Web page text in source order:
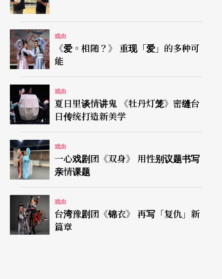
戏曲
《爱。相随？》 重现「爱」的多种可
能
戏曲
夏日里谈情讲鬼 《牡丹灯笼》密缝台
日传统打造新美学
戏曲
一心戏剧团《双身》 用性别议题书写
亲情课题
戏曲
台湾豫剧团《锦衣》 再写「复仇」新
篇章